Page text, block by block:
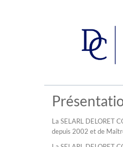
La SELARL DELORET
depuis 2002 et de